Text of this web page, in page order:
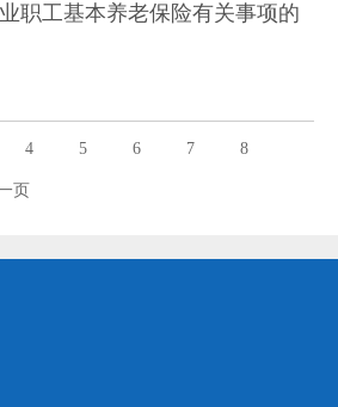
职工基本养老保险有关事项的
4 5 6 7 8
页